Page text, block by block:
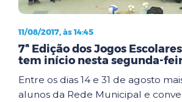
11/08/2017, às 14:45
7ª Edição dos Jogos
tem início nesta segunda-
Entre os dias 14 e 31 de agosto
alunos da Rede Municipal e